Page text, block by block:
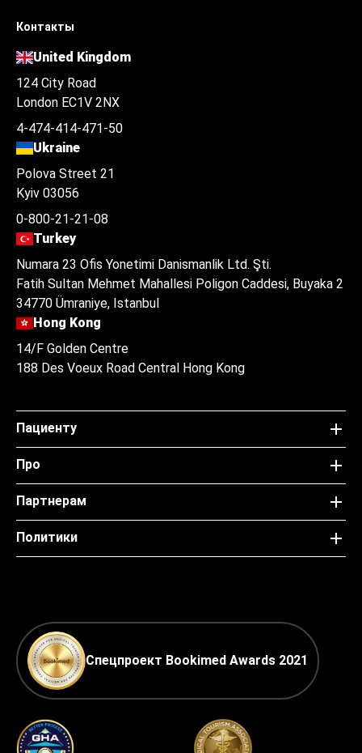
Контакты
United Kingdom
124 City Road
London EC1V 2NX
4-474-414-471-50
Ukraine
Polova Street 21
Kyiv 03056
0-800-21-21-08
Turkey
Numara 23 Ofis Yonetimi Danismanlik Ltd. Şti.
Fatih Sultan Mehmet Mahallesi Poligon Caddesi, Buyaka 2
34770 Ümraniye, Istanbul
Hong Kong
14/F Golden Centre
188 Des Voeux Road Central Hong Kong
Пациенту
Про
Партнерам
Политики
Спецпроект Bookimed Awards 2021